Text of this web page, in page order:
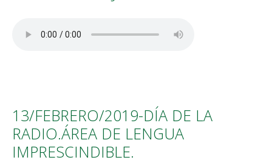
13/FEBRERO/2019-DÍA DE LA
RADIO.ÁREA DE LENGUA
IMPRESCINDIBLE.